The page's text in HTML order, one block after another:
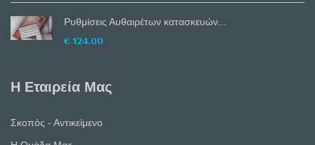
Ρυθμίσεις Αυθαιρέτων κατασκευών...
€ 124,00
Η Εταιρεία Μας
Σκοπός - Αντικείμενο